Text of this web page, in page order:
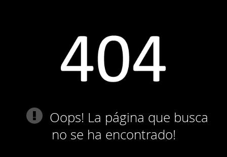
Oops! La página que busca
no se ha encontrado!